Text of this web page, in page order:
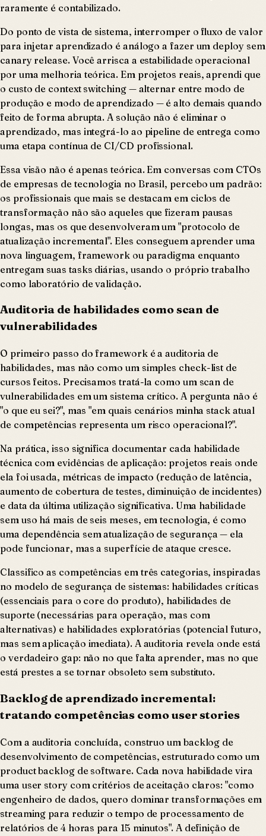
raramente é contabilizado.
Do ponto de vista de sistema, interromper o fluxo de valor
para injetar aprendizado é análogo a fazer um deploy sem
canary release. Você arrisca a estabilidade operacional
por uma melhoria teórica. Em projetos reais, aprendi que
o custo de context switching — alternar entre modo de
produção e modo de aprendizado — é alto demais quando
feito de forma abrupta. A solução não é eliminar o
aprendizado, mas integrá-lo ao pipeline de entrega como
uma etapa contínua de CI/CD profissional.
Essa visão não é apenas teórica. Em conversas com CTOs
de empresas de tecnologia no Brasil, percebo um padrão:
os profissionais que mais se destacam em ciclos de
transformação não são aqueles que fizeram pausas
longas, mas os que desenvolveram um "protocolo de
atualização incremental". Eles conseguem aprender uma
nova linguagem, framework ou paradigma enquanto
entregam suas tasks diárias, usando o próprio trabalho
como laboratório de validação.
Auditoria de habilidades como scan de
vulnerabilidades
O primeiro passo do framework é a auditoria de
habilidades, mas não como um simples check-list de
cursos feitos. Precisamos tratá-la como um scan de
vulnerabilidades em um sistema crítico. A pergunta não é
"o que eu sei?", mas "em quais cenários minha stack atual
de competências representa um risco operacional?".
Na prática, isso significa documentar cada habilidade
técnica com evidências de aplicação: projetos reais onde
ela foi usada, métricas de impacto (redução de latência,
aumento de cobertura de testes, diminuição de incidentes)
e data da última utilização significativa. Uma habilidade
sem uso há mais de seis meses, em tecnologia, é como
uma dependência sem atualização de segurança — ela
pode funcionar, mas a superfície de ataque cresce.
Classifico as competências em três categorias, inspiradas
no modelo de segurança de sistemas: habilidades críticas
(essenciais para o core do produto), habilidades de
suporte (necessárias para operação, mas com
alternativas) e habilidades exploratórias (potencial futuro,
mas sem aplicação imediata). A auditoria revela onde está
o verdadeiro gap: não no que falta aprender, mas no que
está prestes a se tornar obsoleto sem substituto.
Backlog de aprendizado incremental:
tratando competências como user stories
Com a auditoria concluída, construo um backlog de
desenvolvimento de competências, estruturado como um
product backlog de software. Cada nova habilidade vira
uma user story com critérios de aceitação claros: "como
engenheiro de dados, quero dominar transformações em
streaming para reduzir o tempo de processamento de
relatórios de 4 horas para 15 minutos". A definição de